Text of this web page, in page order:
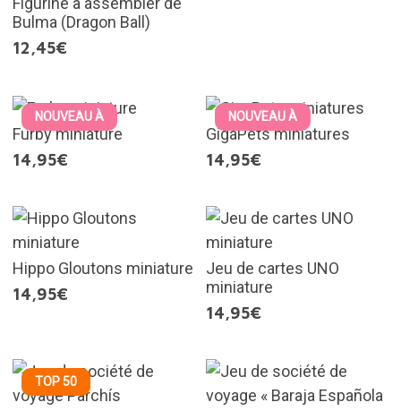
Bulma (Dragon Ball)
12,45€
NOUVEAU À
Furby miniature
14,95€
NOUVEAU À
GigaPets miniatures
14,95€
Hippo Gloutons miniature
14,95€
Jeu de cartes UNO
miniature
14,95€
TOP 50